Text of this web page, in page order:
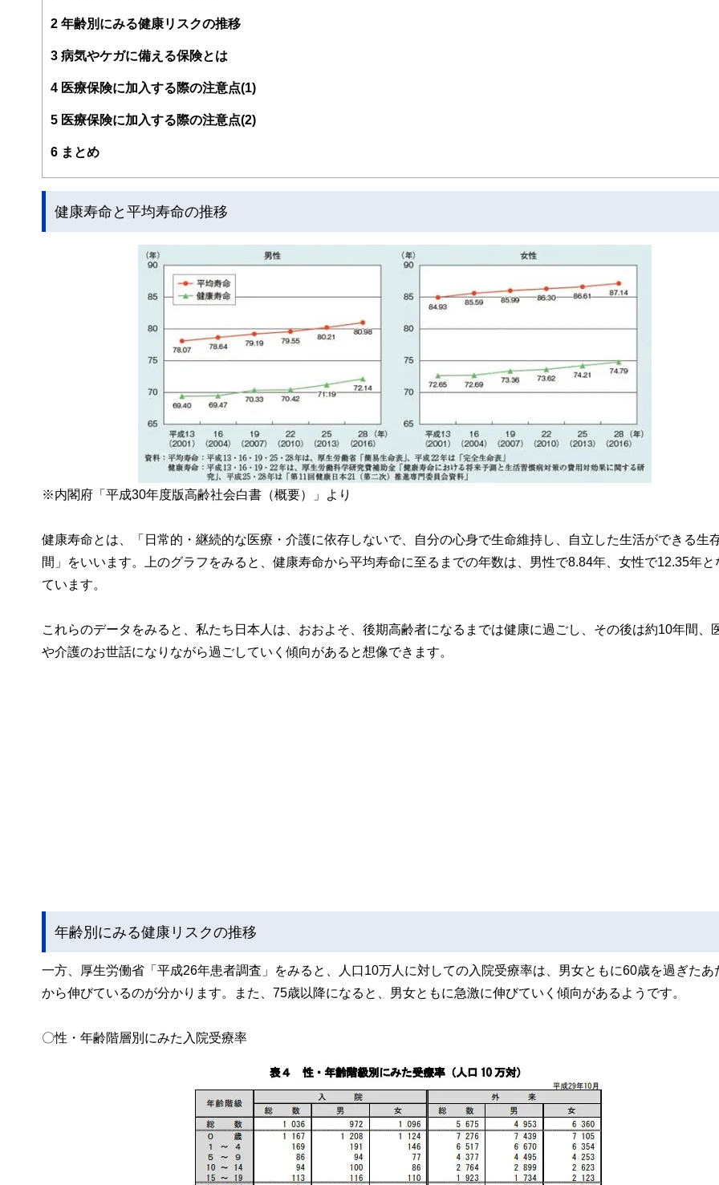
悩み相談も行う。
じ、国の事業として教育の格差など社会問題の解決にも取り組む。
2 年齢別にみる健康リスクの推移
3 病気やケガに備える保険とは
4 医療保険に加入する際の注意点(1)
5 医療保険に加入する際の注意点(2)
6 まとめ
健康寿命と平均寿命の推移
※内閣府「平成30年度版高齢社会白書（概要）」より
健康寿命とは、「日常的・継続的な医療・介護に依存しないで、自分の心身で生命維持し、自立した生活ができる生
間」をいいます。上のグラフをみると、健康寿命から平均寿命に至るまでの年数は、男性で8.84年、女性で12.35年と
ています。
これらのデータをみると、私たち日本人は、おおよそ、後期高齢者になるまでは健康に過ごし、その後は約10年間、
や介護のお世話になりながら過ごしていく傾向があると想像できます。
年齢別にみる健康リスクの推移
一方、厚生労働省「平成26年患者調査」をみると、人口10万人に対しての入院受療率は、男女ともに60歳を過ぎたあ
から伸びているのが分かります。また、75歳以降になると、男女ともに急激に伸びていく傾向があるようです。
〇性・年齢階層別にみた入院受療率